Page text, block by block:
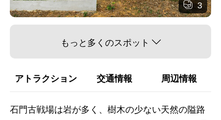
3
もっと多くのスポット
アトラクション 交通情報 周辺情報
石門古戦場は岩が多く、樹木の少ない天然の隘路